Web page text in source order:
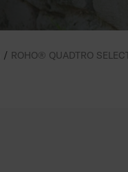
ROHO® QUADTRO